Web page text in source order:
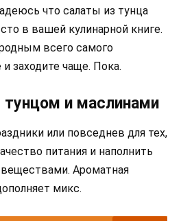
что салаты из тунца
в вашей кулинарной книге.
всего самого
заходите чаще. Пока.
и маслинами
или повседнев для тех,
питания и наполнить
Ароматная
микс.